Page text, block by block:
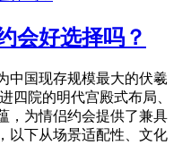
会好选择吗？
中国现存规模最大的伏羲
四院的明代宫殿式布局、
，为情侣约会提供了兼具
以下从场景适配性、文化